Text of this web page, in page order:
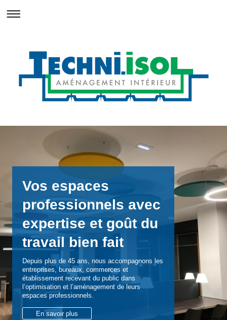
Vos espaces
professionnels avec
expertise et goût du
travail bien fait
Depuis plus de 45 ans, nous accompagnons les
entreprises, bureaux, commerces et
établissement recevant du public dans
l’optimisation et l’aménagement de leurs
espaces professionnels.
En savoir plus